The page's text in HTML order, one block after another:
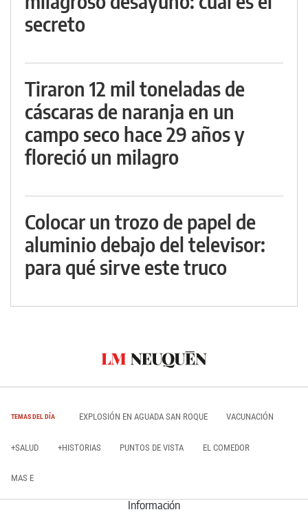
secreto
Tiraron 12 mil toneladas de
cáscaras de naranja en un
campo seco hace 29 años y
floreció un milagro
Colocar un trozo de papel de
aluminio debajo del televisor:
para qué sirve este truco
TEMAS DEL DÍA EXPLOSIÓN EN AGUADA SAN ROQUE VACUNACIÓN
+SALUD +HISTORIAS PUNTOS DE VISTA EL COMEDOR
MAS E
Información